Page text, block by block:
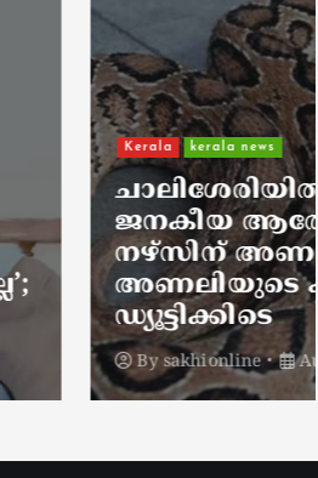
സര്‍ക്കാര്‍
കടിയേറ്റു;
August 6, 2026 5 views